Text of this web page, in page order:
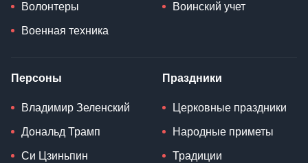
Волонтеры
Военная техника
Воинский учет
Персоны
Владимир Зеленский
Дональд Трамп
Си Цзиньпин
Праздники
Церковные праздники
Народные приметы
Традиции